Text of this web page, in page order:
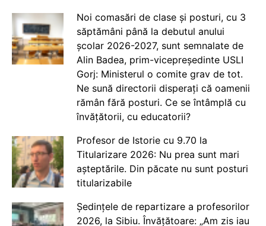
Noi comasări de clase și posturi, cu 3
săptămâni până la debutul anului
școlar 2026-2027, sunt semnalate de
Alin Badea, prim-vicepreședinte USLI
Gorj: Ministerul o comite grav de tot.
Ne sună directorii disperați că oamenii
rămân fără posturi. Ce se întâmplă cu
învățătorii, cu educatorii?
Profesor de Istorie cu 9.70 la
Titularizare 2026: Nu prea sunt mari
așteptările. Din păcate nu sunt posturi
titularizabile
Ședințele de repartizare a profesorilor
2026, la Sibiu. Învățătoare: „Am zis iau